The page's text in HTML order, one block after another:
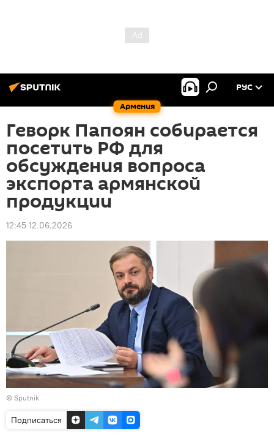
Армения
РУС
Геворк Папоян собирается
посетить РФ для
обсуждения вопроса
экспорта армянской
продукции
12:45 12.06.2026
© Sputnik
Подписаться